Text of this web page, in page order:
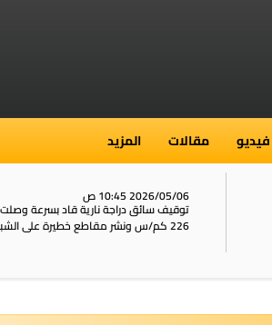
فيديو مقالات المزيد
2026/05/06 10:45 ص
توقيف سائق دراجة نارية قاد بسرعة
226 كم/س ونشر مقاطع خطيرة على الشبكات